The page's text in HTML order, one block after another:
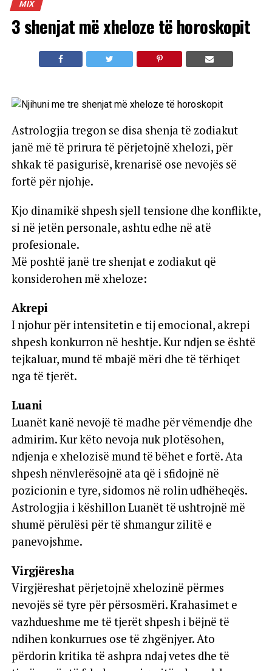
MIX
3 shenjat më xheloze të horoskopit
Astrologjia tregon se disa shenja të zodiakut
janë më të prirura të përjetojnë xhelozi, për
shkak të pasigurisë, krenarisë ose nevojës së
fortë për njohje.
Kjo dinamikë shpesh sjell tensione dhe konflikte,
si në jetën personale, ashtu edhe në atë
profesionale.
Më poshtë janë tre shenjat e zodiakut që
konsiderohen më xheloze:
Akrepi
I njohur për intensitetin e tij emocional, akrepi
shpesh konkurron në heshtje. Kur ndjen se është
tejkaluar, mund të mbajë mëri dhe të tërhiqet
nga të tjerët.
Luani
Luanët kanë nevojë të madhe për vëmendje dhe
admirim. Kur këto nevoja nuk plotësohen,
ndjenja e xhelozisë mund të bëhet e fortë. Ata
shpesh nënvlerësojnë ata që i sfidojnë në
pozicionin e tyre, sidomos në rolin udhëheqës.
Astrologjia i këshillon Luanët të ushtrojnë më
shumë përulësi për të shmangur zilitë e
panevojshme.
Virgjëresha
Virgjëreshat përjetojnë xhelozinë përmes
nevojës së tyre për përsosmëri. Krahasimet e
vazhdueshme me të tjerët shpesh i bëjnë të
ndihen konkurrues ose të zhgënjyer. Ato
përdorin kritika të ashpra ndaj vetes dhe të